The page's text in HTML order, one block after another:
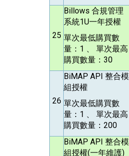
25
Billows 合規管理
系統1U一年授權
單次最低購買數
量：1 、 單次最高
購買數量：30
26
BiMAP API 整合模
組授權
單次最低購買數
量：1 、 單次最高
購買數量：200
BiMAP API 整合模
組授權(一年維護)